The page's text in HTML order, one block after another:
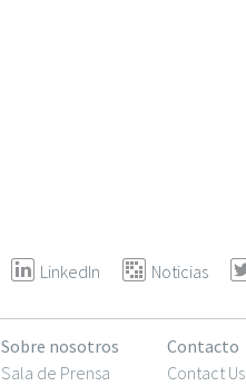
LinkedIn Noticias
Sobre nosotros
Sala de Prensa
Contacto
Contact Us